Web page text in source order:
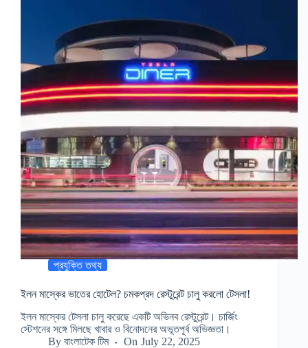
প্রযুক্তি তথ্য
ইলন মাস্কের ভাতের হোটেল? চমকপ্রদ রেস্টুরেন্ট চালু করলো টেসলা!
ইলন মাস্কের টেসলা চালু করেছে একটি অভিনব রেস্টুরেন্ট। চার্জিং
স্টেশনের সঙ্গে মিলছে খাবার ও বিনোদনের অভূতপূর্ব অভিজ্ঞতা।
By বাংলাটেক টিম On July 22, 2025